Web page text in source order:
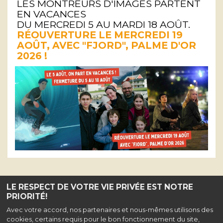
LE RESPECT DE VOTRE VIE PRIVÉE EST NOTRE
PRIORITÉ!
Avec votre accord, nos partenaires et nous-mêmes utilisons des
cookies, certains requis pour le bon fonctionnement du site,
TOUT PUBLIC TOUT PUBLIC
LES MONTREURS D'IMAGES PARTENT
EN VACANCES
DU MERCREDI 5 AU MARDI 18 AOÛT.
RÉOUVERTURE LE MERCREDI 19
AOÛT, AVEC "FJORD", PALME D'OR
2026 !
12 rue Jules-Ferry, 47000 AGEN | Mentions légales
| Tel : 05 53 48 04
54